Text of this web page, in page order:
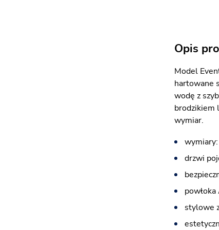
Opis
Model
hartowane
wodę z
brodzikiem
wymiar.
drzwi
stylowe